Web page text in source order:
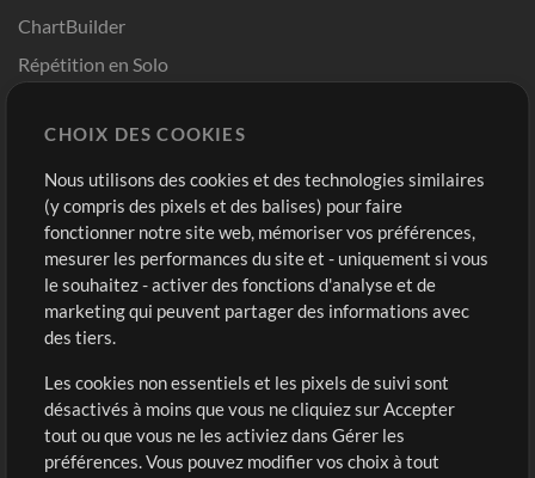
ChartBuilder
Répétition en Solo
Modèles ProPresenter
Sons
Boutique
Acheter des crédits
Contenu gratuit
Demander les pistes
Extras
Sessions
Compte
Connexion
S'inscrire
CHOIX DES COOKIES
Nous utilisons des cookies et des technologies similaires
(y compris des pixels et des balises) pour faire
fonctionner notre site web, mémoriser vos préférences,
mesurer les performances du site et - uniquement si vous
le souhaitez - activer des fonctions d'analyse et de
marketing qui peuvent partager des informations avec
des tiers.
Les cookies non essentiels et les pixels de suivi sont
désactivés à moins que vous ne cliquiez sur Accepter
tout ou que vous ne les activiez dans Gérer les
préférences. Vous pouvez modifier vos choix à tout